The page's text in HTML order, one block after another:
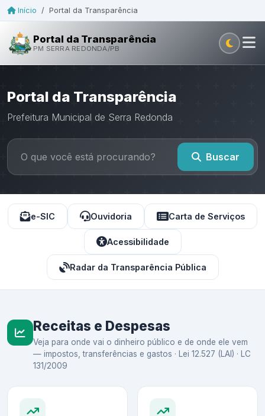
Início / Portal da Transparência
Portal da Transparência
PM SERRA REDONDA/PB
Portal da Transparência
Prefeitura Municipal de Serra Redonda
Buscar
e-SIC Ouvidoria Carta de Serviços
Acessibilidade
Radar da Transparência Pública
Receitas e Despesas
Veja para onde vai o dinheiro público e de onde ele vem
— impostos, transferências e gastos · Lei 12.527 (LAI) · LC
131/2009